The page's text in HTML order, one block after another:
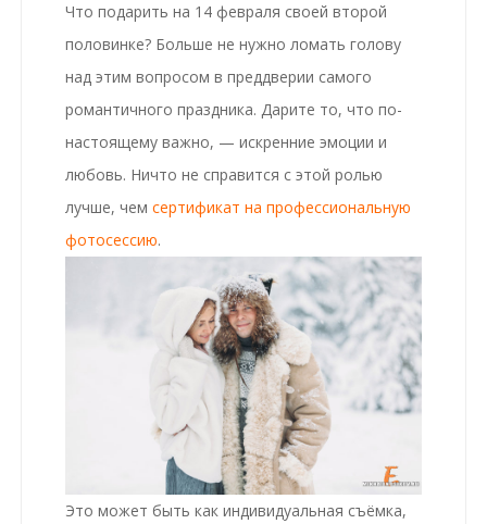
Что подарить на 14 февраля своей второй
половинке? Больше не нужно ломать голову
над этим вопросом в преддверии самого
романтичного праздника. Дарите то, что по-
настоящему важно, — искренние эмоции и
любовь. Ничто не справится с этой ролью
лучше, чем сертификат на профессиональную
фотосессию.
Это может быть как индивидуальная съёмка,